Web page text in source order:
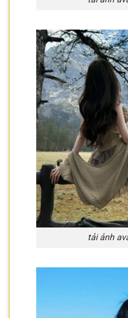
tải ảnh